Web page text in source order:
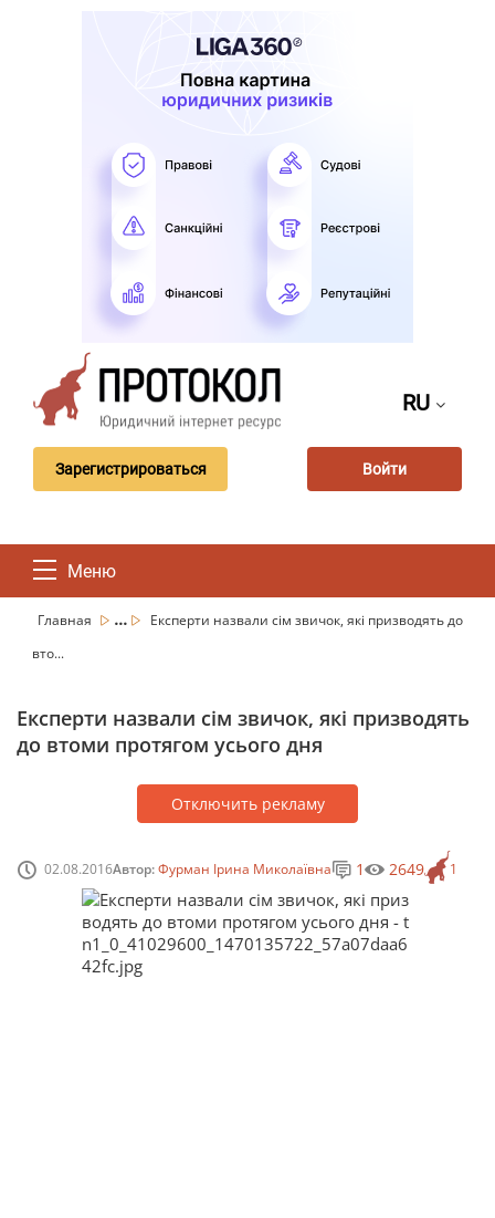
RU
Зарегистрироваться Войти
Меню
Главная ...
Експерти назвали сім звичок, які призводять до
вто...
Експерти назвали сім звичок, які призводять
до втоми протягом усього дня
Отключить рекламу
02.08.2016Автор:Фурман Ірина Миколаївна 1
1 2649